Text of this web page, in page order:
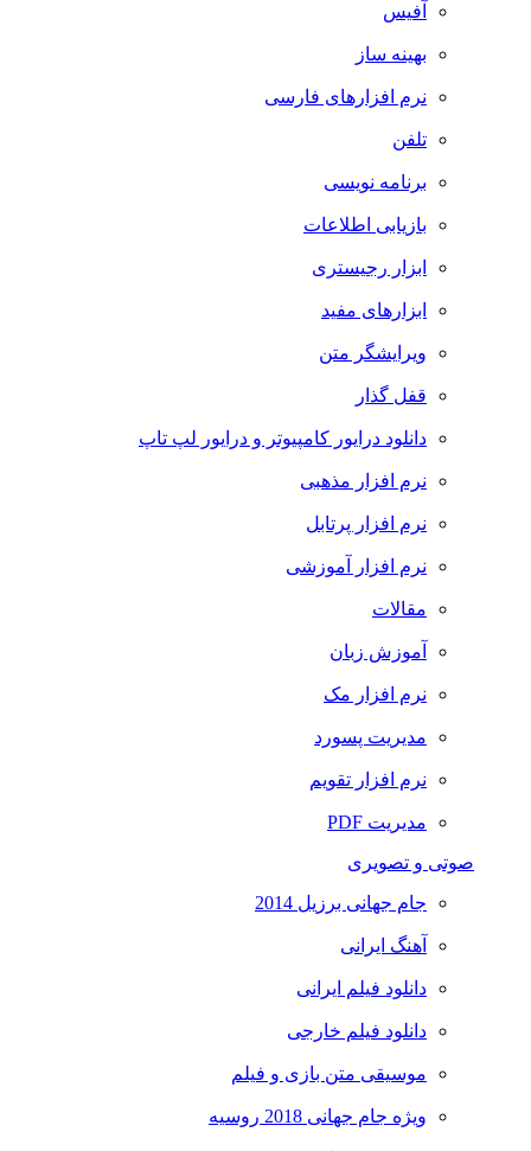
آفیس
بهینه ساز
نرم افزارهای فارسی
تلفن
برنامه نویسی
بازیابی اطلاعات
ابزار رجیستری
ابزارهای مفید
ویرایشگر متن
قفل گذار
دانلود درایور کامپیوتر و درایور لپ تاپ
نرم افزار مذهبی
نرم افزار پرتابل
نرم افزار آموزشی
مقالات
آموزش زبان
نرم افزار مک
مدیریت پسورد
نرم افزار تقویم
مدیریت PDF
صوتی و تصویری
جام جهانی برزیل 2014
آهنگ ایرانی
دانلود فیلم ایرانی
دانلود فیلم خارجی
موسیقی متن بازی و فیلم
ویژه جام جهانی 2018 روسیه